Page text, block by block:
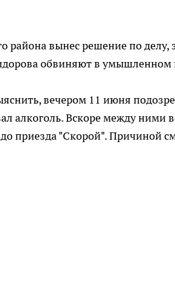
района вынес решение по
обвиняют в умышленном
вечером 11 июня
алкоголь. Вскоре между ними
приезда "Скорой". Причиной